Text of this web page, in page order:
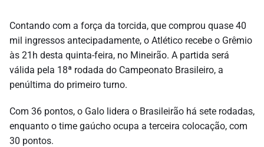
Contando com a força da torcida, que comprou quase 40
mil ingressos antecipadamente, o Atlético recebe o Grêmio
às 21h desta quinta-feira, no Mineirão. A partida será
válida pela 18ª rodada do Campeonato Brasileiro, a
penúltima do primeiro turno.
Com 36 pontos, o Galo lidera o Brasileirão há sete rodadas,
enquanto o time gaúcho ocupa a terceira colocação, com
30 pontos.